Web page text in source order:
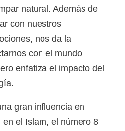
natural. Además de
con nuestros
nos da la
con el mundo
enfatiza el impacto del
gran influencia en
el Islam, el número 8